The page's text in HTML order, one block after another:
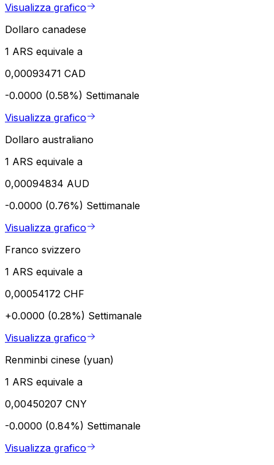
Visualizza grafico
Dollaro canadese
1 ARS equivale a
0,00093471 CAD
-0.0000 (0.58%) Settimanale
Visualizza grafico
Dollaro australiano
1 ARS equivale a
0,00094834 AUD
-0.0000 (0.76%) Settimanale
Visualizza grafico
Franco svizzero
1 ARS equivale a
0,00054172 CHF
+0.0000 (0.28%) Settimanale
Visualizza grafico
Renminbi cinese (yuan)
1 ARS equivale a
0,00450207 CNY
-0.0000 (0.84%) Settimanale
Visualizza grafico